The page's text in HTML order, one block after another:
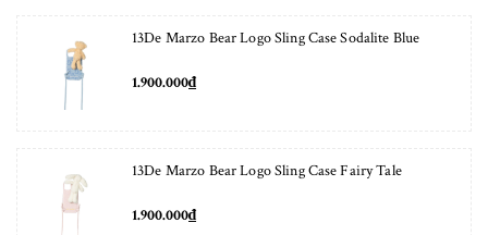
13De Marzo Bear Logo Sling Case Sodalite Blue
1.900.000₫
13De Marzo Bear Logo Sling Case Fairy Tale
1.900.000₫